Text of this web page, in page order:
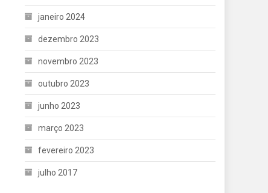
janeiro 2024
dezembro 2023
novembro 2023
outubro 2023
junho 2023
março 2023
fevereiro 2023
julho 2017